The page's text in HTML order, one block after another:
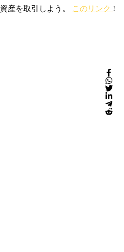
産を取引しよう。 このリンク !